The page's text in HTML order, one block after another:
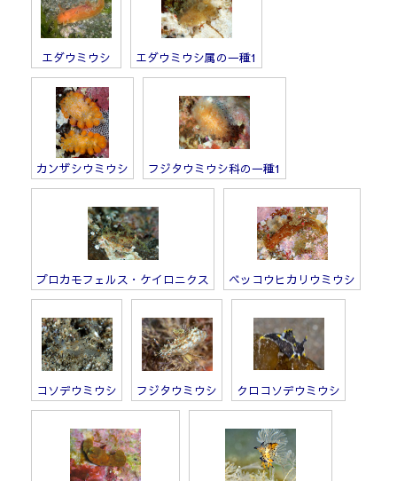
エダウミウシ エダウミウシ属の一種1
カンザシウミウシ フジタウミウシ科の一種1
プロカモフェルス・ケイロニクス ベッコウヒカリウミウシ
コソデウミウシ フジタウミウシ クロコソデウミウシ